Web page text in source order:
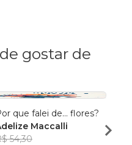
gostar de
que falei de... flores?
Maccalli
54,30
Nilva
R$